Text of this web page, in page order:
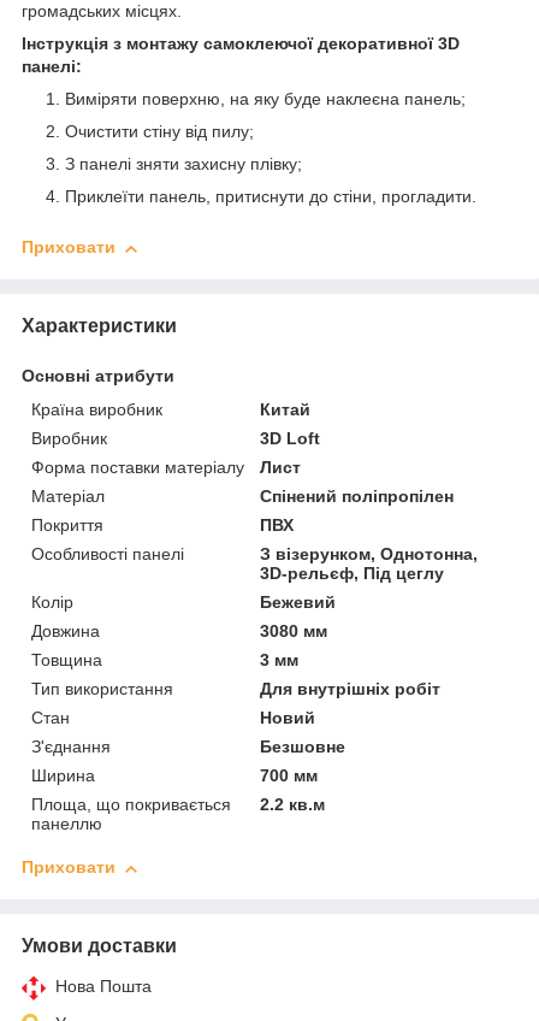
громадських місцях.
Інструкція з монтажу самоклеючої декоративної 3D
панелі:
Виміряти поверхню, на яку буде наклеєна панель;
Очистити стіну від пилу;
З панелі зняти захисну плівку;
Приклеїти панель, притиснути до стіни, прогладити.
Приховати
Характеристики
Основні атрибути
Країна виробник
Китай
Виробник
3D Loft
Форма поставки матеріалу
Лист
Матеріал
Спінений поліпропілен
Покриття
ПВХ
Особливості панелі
З візерунком, Однотонна,
3D-рельєф, Під цеглу
Колір
Бежевий
Довжина
3080 мм
Товщина
3 мм
Тип використання
Для внутрішніх робіт
Стан
Новий
З'єднання
Безшовне
Ширина
700 мм
Площа, що покривається
панеллю
2.2 кв.м
Приховати
Умови доставки
Нова Пошта